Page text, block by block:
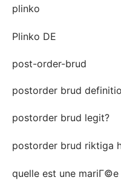
plinko
Plinko DE
post-order-brud
postorder brud
postorder brud legit?
postorder brud riktiga
quelle est une